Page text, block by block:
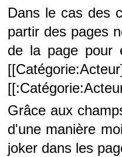
Dans le cas des
partir des pages
de la page pour
Grâce aux
d'une manière
joker dans les